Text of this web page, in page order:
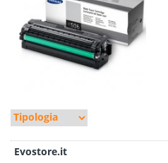
Evostore.it